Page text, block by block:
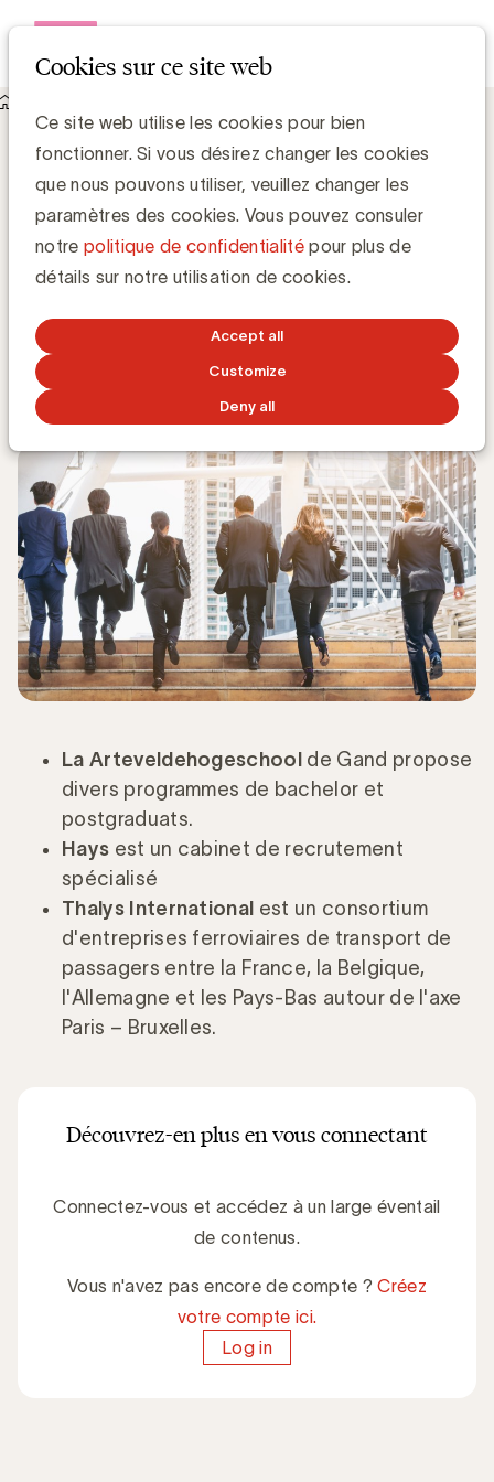
Cookies sur ce site web
Ce site web utilise les cookies pour bien
fonctionner. Si vous désirez changer les cookies
que nous pouvons utiliser, veuillez changer les
paramètres des cookies. Vous pouvez consuler
notre politique de confidentialitépour plus de
détails sur notre utilisation de cookies.
Accept all
Customize
Deny all
L'UBA accueille 3 nouveaux membres : Artevelde Hogeschool,
Hays et Thalys International
L'UBA accueille 3 nouveaux membres :
Artevelde Hogeschool, Hays et Thalys
International
Sales & Loyalty Manager
5 NOVEMBRE 2018
La Arteveldehogeschool de Gand propose
divers programmes de bachelor et
postgraduats.
Hays est un cabinet de recrutement
spécialisé
Thalys International est un consortium
d'entreprises ferroviaires de transport de
passagers entre la France, la Belgique,
l'Allemagne et les Pays-Bas autour de l'axe
Paris – Bruxelles.
Découvrez-en plus en vous connectant
Connectez-vous et accédez à un large éventail
de contenus.
Vous n'avez pas encore de compte ?Créez
votre compte ici.
Log in